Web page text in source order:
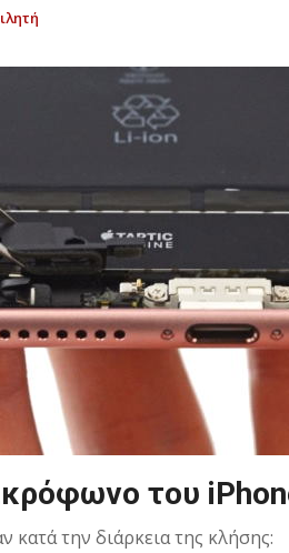
του
κατά την διάρκεια της κλήσης: